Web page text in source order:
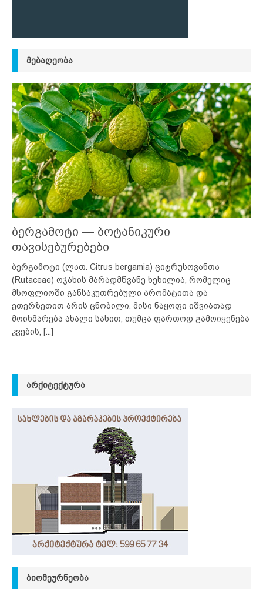
ᲛᲔᲑᲐᲦᲔᲝᲑᲐ
ბერგამოტი — ბოტანიკური
თავისებურებები
ბერგამოტი (ლათ. Citrus bergamia) ციტრუსოვანთა
(Rutaceae) ოჯახის მარადმწვანე ხეხილია, რომელიც
მსოფლიოში განსაკუთრებული არომატითა და
ეთერზეთით არის ცნობილი. მისი ნაყოფი იშვიათად
მოიხმარება ახალი სახით, თუმცა ფართოდ გამოიყენება
კვების, [...]
ᲐᲠᲥᲘᲢᲔᲥᲢᲣᲠᲐ
ᲑᲘᲝᲛᲔᲣᲠᲜᲔᲝᲑᲐ